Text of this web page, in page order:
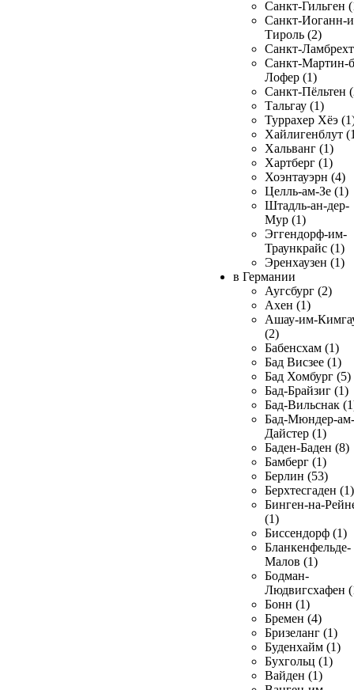
Санкт-Гильген
Санкт-Иоганн-
Тироль (2)
Санкт-
Санкт-Мартин-
Лофер (1)
Санкт-Пёльтен
Тальгау (1)
Туррахер Хёэ
Хайлигенблут
Хальванг (1)
Хартберг (1)
Хоэнтауэрн (4)
Целль-ам-Зе (1)
Штадль-ан-дер-
Мур (1)
Эггендорф-им-
Траункрайс (1)
Эренхаузен (1)
в Германии
Аугсбург (2)
Ахен (1)
Ашау-им-
(2)
Бабенсхам (1)
Бад Висзее (1)
Бад Хомбург (5)
Бад-Брайзиг (1)
Бад-Вильснак
Бад-Мюндер-ам-
Дайстер (1)
Баден-Баден (8)
Бамберг (1)
Берлин (53)
Берхтесгаден (1)
Бинген-на-
(1)
Биссендорф (1)
Бланкенфельде-
Малов (1)
Бодман-
Людвигсхафен
Бонн (1)
Бремен (4)
Бризеланг (1)
Буденхайм (1)
Бухгольц (1)
Вайден (1)